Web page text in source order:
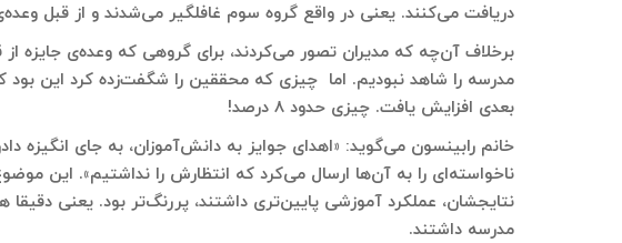
دریافت می‌کنند. یعنی در واقع گروه سوم غافلگیر می‌شدند و از قبل
برخلاف آن‌چه که مدیران تصور می‌کردند، برای گروهی که وعده‌ی جایزه
مدرسه را شاهد نبودیم. اما چیزی که محققین را شگفت‌زده کرد این بود
بعدی افزایش یافت. چیزی حدود ۸ درصد!
خانم رابینسون می‌گوید: «اهدای جوایز به دانش‌آموزان، به جای انگیزه
ناخواسته‌ای را به آن‌ها ارسال می‌کرد که انتظارش را نداشتیم». این
نتایجشان، عملکرد آموزشی پایین‌تری داشتند، پررنگ‌تر بود. یعنی
مدرسه داشتند.